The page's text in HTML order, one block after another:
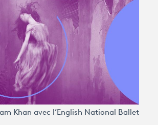
Khan avec l’English National Ballet